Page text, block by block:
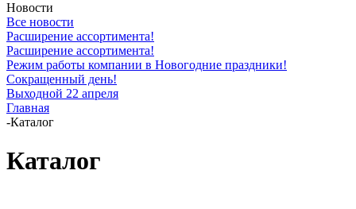
Новости
Все новости
Расширение ассортимента!
Расширение ассортимента!
Режим работы компании в Новогодние праздники!
Сокращенный день!
Выходной 22 апреля
Главная
-Каталог
Каталог